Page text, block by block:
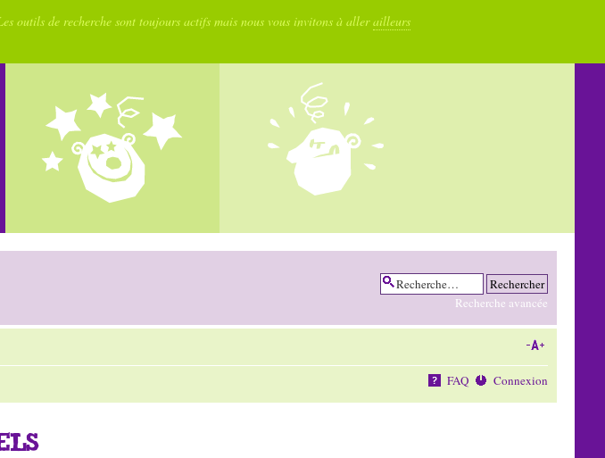
outils de recherche sont toujours actifs mais nous vous invitons à allerailleurs
Recherche avancée
FAQ Connexion